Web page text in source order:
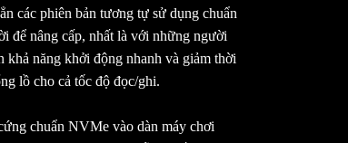
các phiên bản tương tự sử dụng chuẩn
để nâng cấp, nhất là với những người
khả năng khởi động nhanh và giảm thời
lồ cho cả tốc độ đọc/ghi.
chuẩn NVMe vào dàn máy chơi